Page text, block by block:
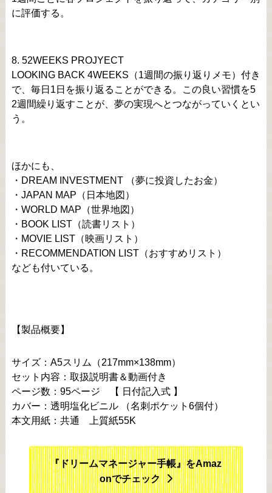
に評価する。
8. 52WEEKS PROJYECT
LOOKING BACK 4WEEKS（1週間の振り返りメモ）付き
で、毎日1日を振り返ることができる。この良い習慣を5
2週間繰り返すことが、夢の実現へとつながっていくとい
う。
ほかにも、
・DREAM INVESTMENT （夢に投資したお金）
・JAPAN MAP（日本地図）
・WORLD MAP（世界地図）
・BOOK LIST（読書リスト）
・MOVIE LIST（映画リスト）
・RECOMMENDATION LIST（おすすめリスト）
なども付いている。
【製品概要】
サイズ：A5スリム（217mm×138mm）
セット内容：取扱説明書＆動画付き
ページ数：95ページ 【 日付記入式 】
カバー：透明塩化ビニル （名刺ポケット6個付）
本文用紙：共通 上質紙55K
『ドリームマネージャー手帳』をAmaz
onでチェック